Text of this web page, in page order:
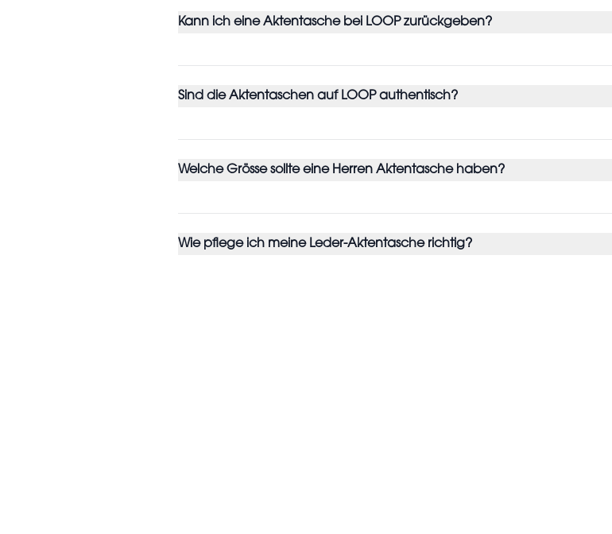
Kann ich eine Aktentasche bei LOOP zurückgeben?
Sind die Aktentaschen auf LOOP authentisch?
Welche Grösse sollte eine Herren Aktentasche haben?
Wie pflege ich meine Leder-Aktentasche richtig?